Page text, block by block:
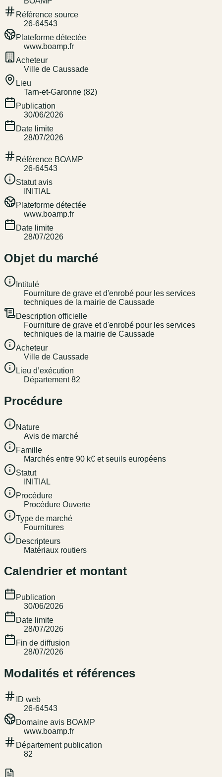
Référence source
26-64543
Plateforme détectée
www.boamp.fr
Acheteur
Ville de Caussade
Lieu
Tarn-et-Garonne (82)
Publication
30/06/2026
Date limite
28/07/2026
Référence BOAMP
26-64543
Statut avis
INITIAL
Plateforme détectée
www.boamp.fr
Date limite
28/07/2026
Objet du marché
Intitulé
Fourniture de grave et d'enrobé pour les services
techniques de la mairie de Caussade
Description officielle
Fourniture de grave et d'enrobé pour les services
techniques de la mairie de Caussade
Acheteur
Ville de Caussade
Lieu d’exécution
Département 82
Procédure
Nature
Avis de marché
Famille
Marchés entre 90 k€ et seuils européens
Statut
INITIAL
Procédure
Procédure Ouverte
Type de marché
Fournitures
Descripteurs
Matériaux routiers
Calendrier et montant
Publication
30/06/2026
Date limite
28/07/2026
Fin de diffusion
28/07/2026
Modalités et références
ID web
26-64543
Domaine avis BOAMP
www.boamp.fr
Département publication
82